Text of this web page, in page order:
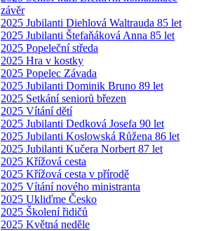
závěr
2025 Jubilanti Diehlová Waltrauda 85 let
2025 Jubilanti Štefaňáková Anna 85 let
2025 Popeleční středa
2025 Hra v kostky
2025 Popelec Závada
2025 Jubilanti Dominik Bruno 89 let
2025 Setkání seniorů březen
2025 Vítání dětí
2025 Jubilanti Dedková Josefa 90 let
2025 Jubilanti Koslowská Růžena 86 let
2025 Jubilanti Kučera Norbert 87 let
2025 Křížová cesta
2025 Křížová cesta v přírodě
2025 Vítání nového ministranta
2025 Ukliďme Česko
2025 Školení řidičů
2025 Květná neděle